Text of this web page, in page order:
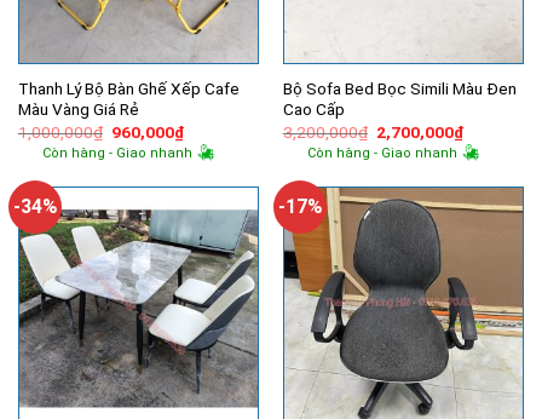
Thanh Lý Bộ Bàn Ghế Xếp Cafe
Màu Vàng Giá Rẻ
1,000,000₫ Giá
gốc
là:
960,000₫Giá
hiện
tại
960,000₫.
Còn hàng - Giao nhanh
Bộ Sofa Bed Bọc Simili Màu Đen
Cao Cấp
3,200,000₫ Giá
gốc
là:
2,700,000₫Giá
hiện
tại
Còn hàng - Giao nhanh
-34% -17%